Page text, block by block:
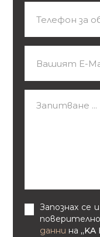
Запознах се
данни на„KA